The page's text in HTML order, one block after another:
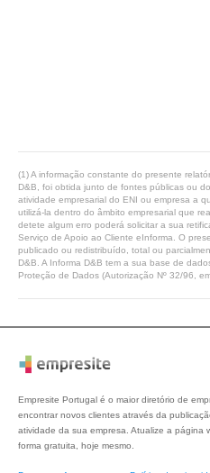
(1) A informação constante do presente
D&B, foi obtida junto de fontes públicas ou
atividade empresarial do ENI ou empresa a
utilizá-la dentro do âmbito empresarial que
detete algum erro poderá solicitar a sua
Serviço de Apoio ao Cliente eInforma. O
publicado ou redistribuído, total ou
D&B. A Informa D&B tem a sua base de
Proteção de Dados (Autorização Nº 32/96,
Empresite Portugal é o maior diretório de
encontrar novos clientes através da
atividade da sua empresa. Atualize a página
forma gratuita, hoje mesmo.